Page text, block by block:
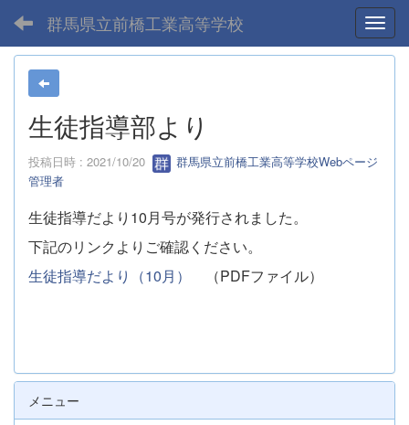
群馬県立前橋工業高等学校
生徒指導部より
投稿日時 : 2021/10/20
群馬県立前橋工業高等学校Webページ
管理者
生徒指導だより10月号が発行されました。
下記のリンクよりご確認ください。
生徒指導だより（10月）
（PDFファイル）
メニュー